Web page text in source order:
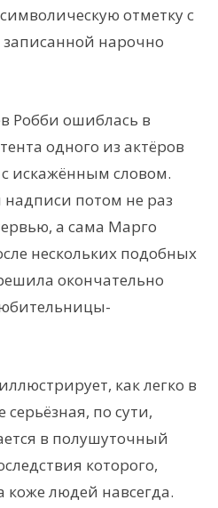
отметку с
нарочно
Робби ошиблась в
одного из актёров
с искажённым словом.
потом не раз
а сама Марго
нескольких подобных
окончательно
как легко в
серьёзная, по сути,
в полушуточный
которого,
коже людей навсегда.